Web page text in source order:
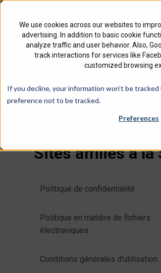
We use cookies across our websites to
advertising. In addition to basic cookie
analyze traffic and user behavior. Also,
track interactions for services like
customized browsing
If you decline, your information won’t be
preference not to be tracked.
Preferences
Accueil Juridique
Sites affiliés à la
Politique de confidentialité
Politique en matière de fichiers
électroniques
Conditions générales d'utilisation